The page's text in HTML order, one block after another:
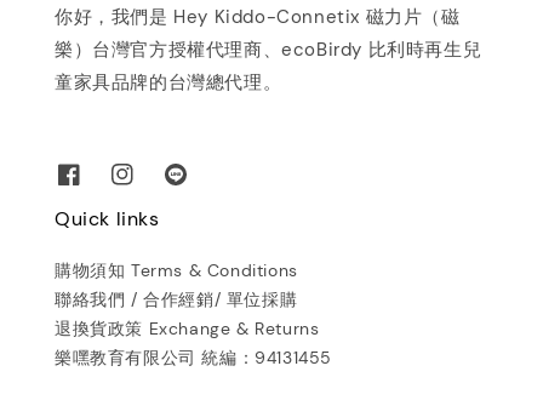
你好，我們是 Hey Kiddo-Connetix 磁力片（磁
樂）台灣官方授權代理商、ecoBirdy 比利時再生兒
童家具品牌的台灣總代理。
Quick links
購物須知 Terms & Conditions
聯絡我們 / 合作經銷/ 單位採購
退換貨政策 Exchange & Returns
樂嘿教育有限公司 統編：94131455